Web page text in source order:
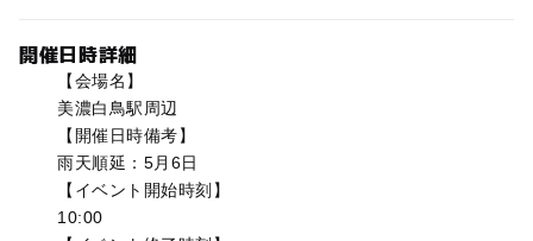
開催日時詳細
【会場名】
美濃白鳥駅周辺
【開催日時備考】
雨天順延：5月6日
【イベント開始時刻】
10:00